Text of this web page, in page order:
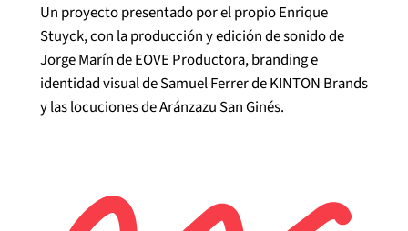
Un proyecto presentado por el propio Enrique
Stuyck, con la producción y edición de sonido de
Jorge Marín de EOVE Productora, branding e
identidad visual de Samuel Ferrer de KINTON Brands
y las locuciones de Aránzazu San Ginés.